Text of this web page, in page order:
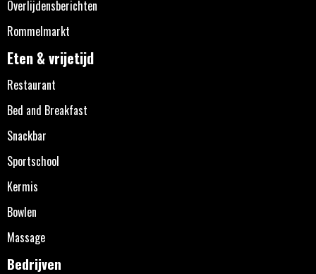
Overlijdensberichten
Rommelmarkt
Eten & vrijetijd
Restaurant
Bed and Breakfast
Snackbar
Sportschool
Kermis
Bowlen
Massage
Bedrijven